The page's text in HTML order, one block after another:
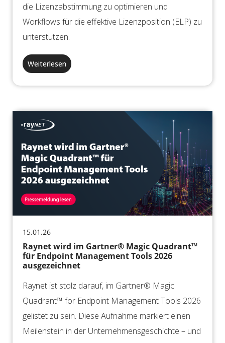
die Lizenzabstimmung zu optimieren und
Workflows für die effektive Lizenzposition (ELP) zu
unterstützen.
Weiterlesen
15.01.26
Raynet wird im Gartner® Magic Quadrant™
für Endpoint Management Tools 2026
ausgezeichnet
Raynet ist stolz darauf, im Gartner® Magic
Quadrant™ for Endpoint Management Tools 2026
gelistet zu sein. Diese Aufnahme markiert einen
Meilenstein in der Unternehmensgeschichte – und